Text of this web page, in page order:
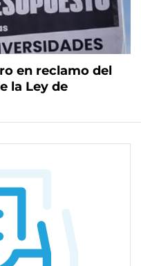
en reclamo del
la Ley de